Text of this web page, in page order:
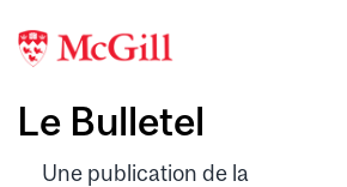
Le Bulletel
Une publication de la